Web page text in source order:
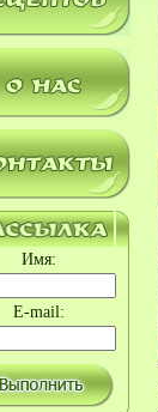
Имя:
E-mail: